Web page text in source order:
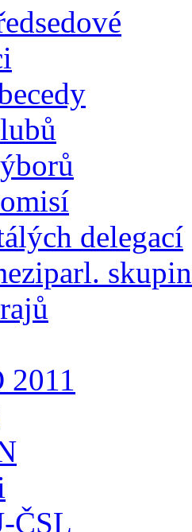
delegací
skupin
2011
ČSL